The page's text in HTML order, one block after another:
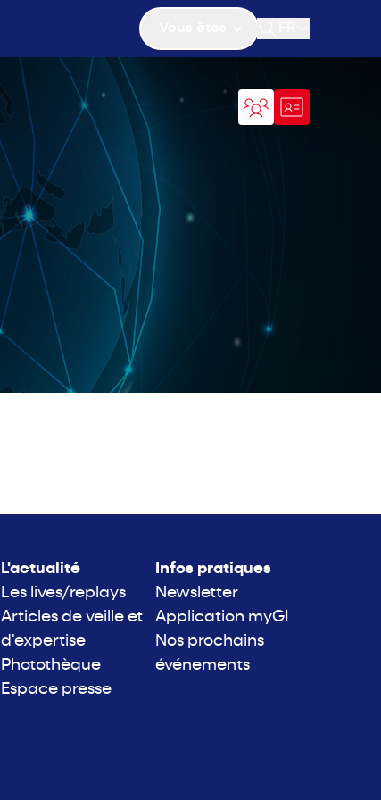
Ouvrir la
L'actualité
Les lives/replays
Articles de veille et
d'expertise
Photothèque
Espace presse
Infos pratiques
Newsletter
Application myGI
Nos prochains
événements